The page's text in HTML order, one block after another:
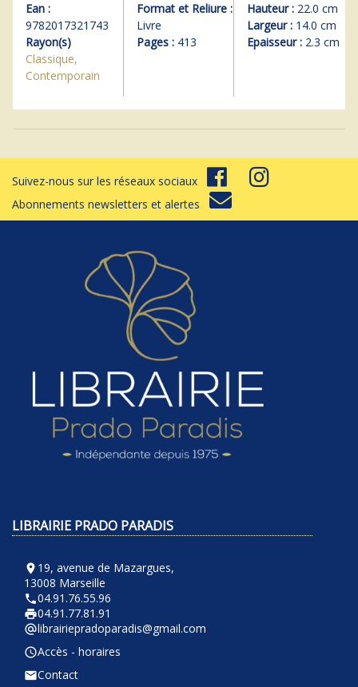
Ean :
9782017321743
Rayon(s)
Classique,
Contemporain
Format et Reliure :
Livre
Pages :413
Hauteur : 22.0 cm
Largeur : 14.0 cm
Epaisseur : 2.3 cm
Suivez-nous sur les réseaux sociaux
Abonnements newsletters et alertes
LIBRAIRIE PRADO PARADIS
room 19, avenue de Mazargues,
13008 Marseille
phone04.91.76.55.96
local_printshop04.91.77.81.91
alternate_emaillibrairiepradoparadis@gmail.com
query_builderAccès - horaires
emailContact